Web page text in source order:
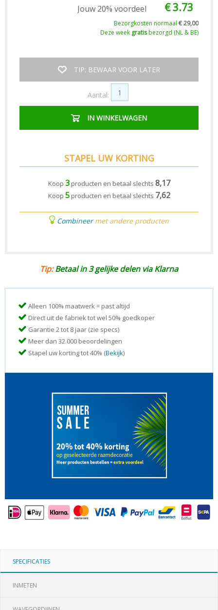
Jouw 20% voordeel € 3.73
Bezorgkosten normaal € 29,00
Deze week gratisbezorgd (NL & BE)
TIP: BEWAAR VOOR LATER
Aantal:
IN WINKELWAGEN
STAPEL UW KORTING
Koop 3producten en betaal slechts 8,17
Koop 5producten en betaal slechts 7,62
Combineermet andere producten
Tip:Betaal in 3 gelijke delen via Klarna
Alleen 100% maatwerk = past altijd
Direct uit de fabriek tot wel 50% goedkoper
Garantie 2 tot 8 jaar (zie specs)
Meer dan 32.000 beoordelingen
Stapel uw korting tot 40% (Bekijk)
SPECIFICATIES
INMETEN